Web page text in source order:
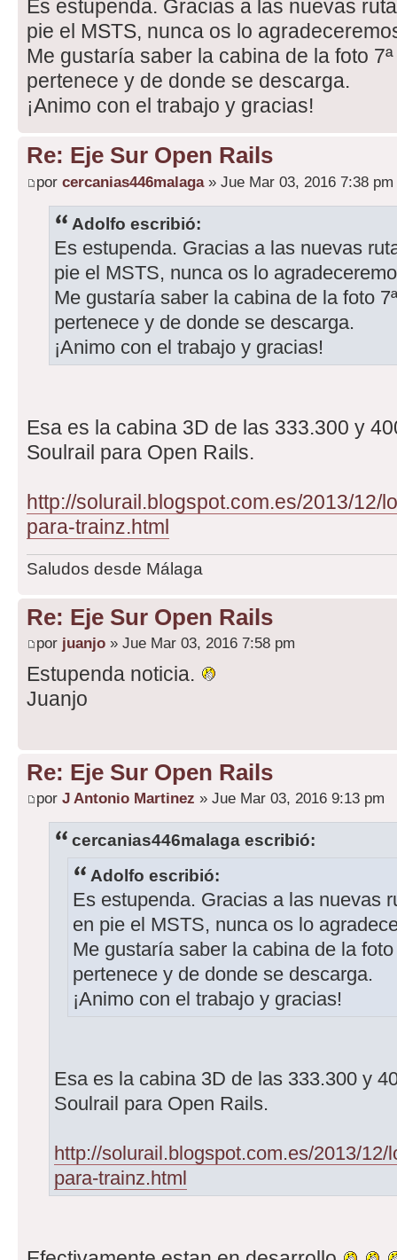
Es estupenda. Gracias a las nuevas
pie el MSTS, nunca os lo
Me gustaría saber la cabina de la foto
pertenece y de donde se descarga.
¡Animo con el trabajo y gracias!
Re: Eje Sur Open Rails
por cercanias446malaga» Jue Mar 03, 2016 7:38 pm
Adolfo escribió:
Es estupenda. Gracias a las nuevas
pie el MSTS, nunca os lo
Me gustaría saber la cabina de la foto
pertenece y de donde se descarga.
¡Animo con el trabajo y gracias!
Esa es la cabina 3D de las 333.300 y
Soulrail para Open Rails.
http://solurail.blogspot.com.es/2013/12/
para-trainz.html
Saludos desde Málaga
Re: Eje Sur Open Rails
por juanjo » Jue Mar 03, 2016 7:58 pm
Estupenda noticia.
Juanjo
Re: Eje Sur Open Rails
por J Antonio Martinez » Jue Mar 03, 2016 9:13 pm
cercanias446malaga escribió:
Adolfo escribió:
Es estupenda. Gracias a las nuevas
en pie el MSTS, nunca os lo
Me gustaría saber la cabina de la
pertenece y de donde se descarga.
¡Animo con el trabajo y gracias!
Esa es la cabina 3D de las 333.300 y
Soulrail para Open Rails.
http://solurail.blogspot.com.es/2013/
para-trainz.html